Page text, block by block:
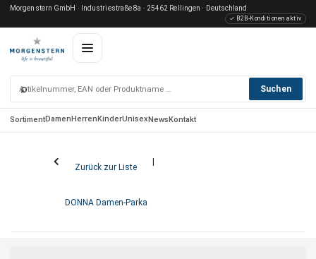
Morgenstern GmbH · Industriestraße 8a · 25462 Rellingen · Deutschland
✓ B2B-Konditionen aktiv
⌕ Suchen
SortimentDamenHerrenKinderUnisexNewsKontakt
Zurück zur Liste
DONNA Damen-Parka